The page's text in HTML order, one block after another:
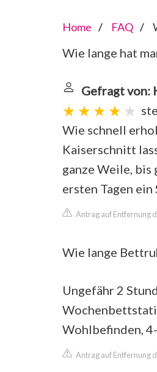
Home FAQ
Wie lange hat
Gefragt von:
Wie schnell
Kaiserschnitt
ganze Weile, bis
ersten Tagen
Antrag auf Entfernung
Wie lange
Ungefähr 2
Wohlbefinden,
Antrag auf Entfernung